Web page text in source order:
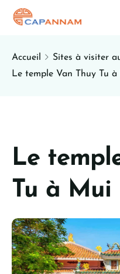
Accueil
Sites à visiter
Le temple Van Thuy Tu
Le
Tu à Mui